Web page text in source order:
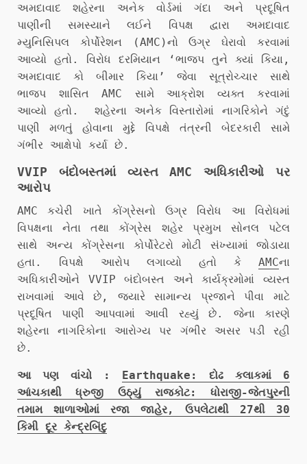
અમદાવાદ શહેરના અનેક વોર્ડમાં ગંદા અને પ્રદૂષિત
પાણીની સમસ્યાને લઈને વિપક્ષ દ્વારા અમદાવાદ
મ્યુનિસિપલ કોર્પોરેશન (AMC)નો ઉગ્ર ઘેરાવો કરવામાં
આવ્યો હતો. વિરોધ દરમિયાન ‘ભાજપ તુને ક્યાં કિયા,
અમદાવાદ કો બીમાર કિયા’ જેવા સૂત્રોચ્ચાર સાથે
ભાજપ શાસિત AMC સામે આક્રોશ વ્યક્ત કરવામાં
આવ્યો હતો. શહેરના અનેક વિસ્તારોમાં નાગરિકોને ગંદું
પાણી મળતું હોવાના મુદ્દે વિપક્ષે તંત્રની બેદરકારી સામે
ગંભીર આક્ષેપો કર્યા છે.
VVIP બંદોબસ્તમાં વ્યસ્ત AMC અધિકારીઓ પર
આરોપ
AMC કચેરી ખાતે કોંગ્રેસનો ઉગ્ર વિરોધ આ વિરોધમાં
વિપક્ષના નેતા તથા કોંગ્રેસ શહેર પ્રમુખ સોનલ પટેલ
સાથે અન્ય કોંગ્રેસના કોર્પોરેટરો મોટી સંખ્યામાં જોડાયા
હતા. વિપક્ષે આરોપ લગાવ્યો હતો કે AMCના
અધિકારીઓને VVIP બંદોબસ્ત અને કાર્યક્રમોમાં વ્યસ્ત
રાખવામાં આવે છે, જ્યારે સામાન્ય પ્રજાને પીવા માટે
પ્રદૂષિત પાણી આપવામાં આવી રહ્યું છે. જેના કારણે
શહેરના નાગરિકોના આરોગ્ય પર ગંભીર અસર પડી રહી
છે.
આ પણ વાંચો : Earthquake: દોઢ કલાકમાં 6
આંચકાથી ધ્રુજી ઉઠ્યું રાજકોટ: ધોરાજી-જેતપુરની
તમામ શાળાઓમાં રજા જાહેર, ઉપલેટાથી 27થી 30
કિમી દૂર કેન્દ્રબિંદુ